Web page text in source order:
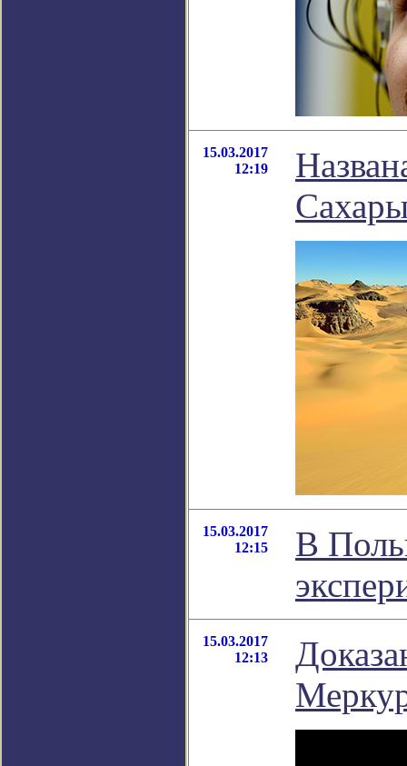
15.03.2017
12:19
15.03.2017
12:15
В
15.03.2017
12:13